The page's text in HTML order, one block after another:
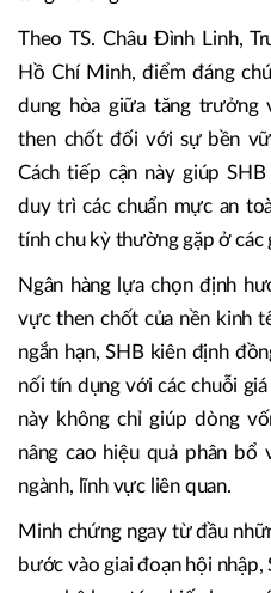
trên cả nước. Dòng vốn của
phát triển của nền kinh tế,
hiện đại hóa đến giai đoạn
Theo TS. Châu Đình Linh,
Hồ Chí Minh, điểm đáng
then chốt đối với sự bền
Cách tiếp cận này giúp
duy trì các chuẩn mực an
tính chu kỳ thường gặp ở
Ngân hàng lựa chọn định
vực then chốt của nền kinh
nối tín dụng với các chuỗi
này không chỉ giúp dòng